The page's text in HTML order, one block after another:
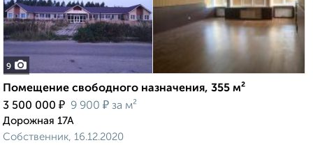
9
Помещение свободного назначения, 355 м²
3 500 000 ₽ 9 900 ₽ за м²
Дорожная 17А
Собственник, 16.12.2020